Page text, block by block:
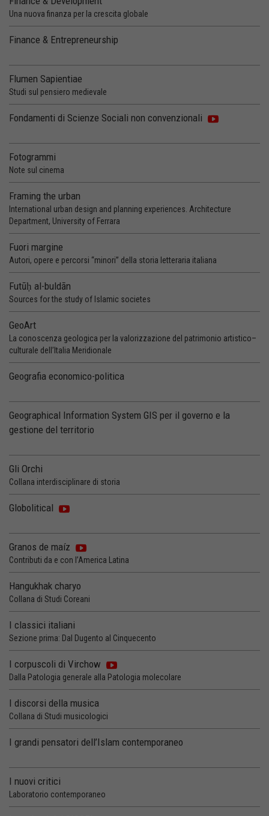
Una nuova finanza per la crescita globale
Finance & Entrepreneurship
Flumen Sapientiae
Studi sul pensiero medievale
Fondamenti di Scienze Sociali non convenzionali
Fotogrammi
Note sul cinema
Framing the urban
International urban design and planning experiences. Architecture
Department, University of Ferrara
Fuori margine
Autori, opere e percorsi “minori” della storia letteraria italiana
Futūḥ al-buldān
Sources for the study of Islamic societes
GeoArt
La conoscenza geologica per la valorizzazione del patrimonio artistico–
culturale dell’Italia Meridionale
Geografia economico-politica
Geographical Information System GIS per il governo e la
gestione del territorio
Gli Orchi
Collana interdisciplinare di storia
Globolitical
Granos de maíz
Contributi da e con l’America Latina
Hangukhak charyo
Collana di Studi Coreani
I classici italiani
Sezione prima: Dal Dugento al Cinquecento
I corpuscoli di Virchow
Dalla Patologia generale alla Patologia molecolare
I discorsi della musica
Collana di Studi musicologici
I grandi pensatori dell’Islam contemporaneo
I nuovi critici
Laboratorio contemporaneo